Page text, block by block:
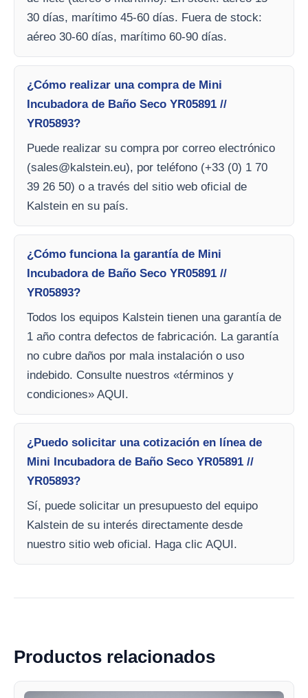
30 días, marítimo 45-60 días. Fuera de stock:
aéreo 30-60 días, marítimo 60-90 días.
¿Cómo realizar una compra de Mini
Incubadora de Baño Seco YR05891 //
YR05893?
Puede realizar su compra por correo electrónico
(sales@kalstein.eu), por teléfono (+33 (0) 1 70
39 26 50) o a través del sitio web oficial de
Kalstein en su país.
¿Cómo funciona la garantía de Mini
Incubadora de Baño Seco YR05891 //
YR05893?
Todos los equipos Kalstein tienen una garantía de
1 año contra defectos de fabricación. La garantía
no cubre daños por mala instalación o uso
indebido. Consulte nuestros «términos y
condiciones» AQUI.
¿Puedo solicitar una cotización en línea de
Mini Incubadora de Baño Seco YR05891 //
YR05893?
Sí, puede solicitar un presupuesto del equipo
Kalstein de su interés directamente desde
nuestro sitio web oficial. Haga clic AQUI.
Productos relacionados